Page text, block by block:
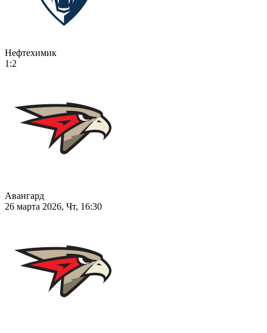
Нефтехимик
1:2
Авангард
26 марта 2026, Чт, 16:30